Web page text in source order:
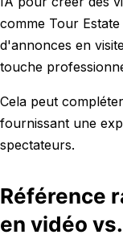
comme Tour
d'annonces en
touche
Cela peut
fournissant une
spectateurs.
Référence
en vidéo